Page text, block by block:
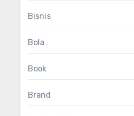
Bisnis
Bola
Book
Brand